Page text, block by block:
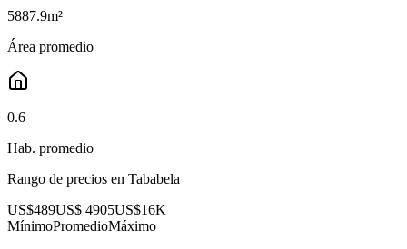
5887.9m²
Área promedio
0.6
Hab. promedio
Rango de precios en Tababela
US$489US$ 4905US$16K
MínimoPromedioMáximo